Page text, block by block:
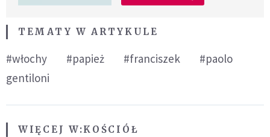
TEMATY W ARTYKULE
#włochy #papież #franciszek
#paolo
gentiloni
WIĘCEJ W:KOŚCIÓŁ